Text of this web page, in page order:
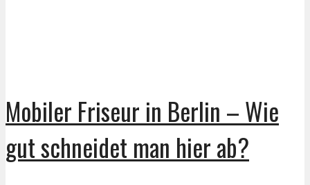
Mobiler Friseur in Berlin – Wie
gut schneidet man hier ab?